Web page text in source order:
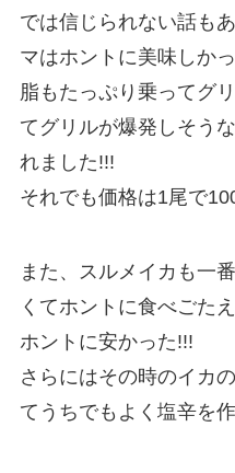
では信じられない話も
マはホントに美味しか
脂もたっぷり乗ってグ
てグリルが爆発しそう
れました!!!
それでも価格は1尾で
また、スルメイカも一
くてホントに食べごた
ホントに安かった!!!
さらにはその時のイカ
てうちでもよく塩辛を